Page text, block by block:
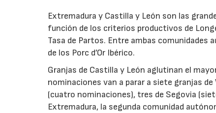
Extremadura y Castilla y León son las
función de los criterios productivos de
Tasa de Partos. Entre ambas comunidades
de los Porc d’Or Ibérico.
Granjas de Castilla y León aglutinan el
nominaciones van a parar a siete granjas
(cuatro nominaciones), tres de Segovia
Extremadura, la segunda comunidad